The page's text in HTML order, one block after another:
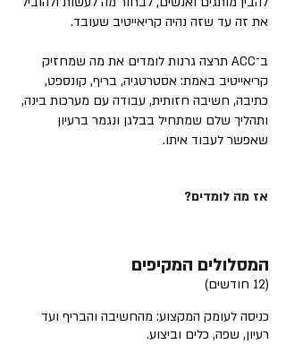
את זה עד שזה נהיה קריאייטיב שעובד.
ב־ACC תרצה גרנות לומדים את מה שמחזיק
קריאייטיב באמת: אסטרטגיה, בריף, קונספט,
כתיבה, חשיבה חזותית, עבודה עם מערכות בינה,
ותהליך שלם שמתחיל בבלגן ונגמר ברעיון
שאפשר לעבוד איתו.
אז מה לומדים?
המסלולים המקיפים
(12 חודשים)
כניסה לעומק המקצוע: מהחשיבה והבריף ועד
רעיון, שפה, כלים וביצוע.